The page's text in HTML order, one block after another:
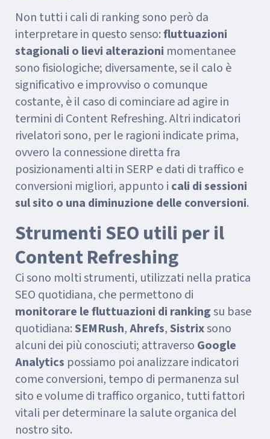
Non tutti i cali di ranking sono però da
interpretare in questo senso:fluttuazioni
stagionali o lievi alterazioni momentanee
sono fisiologiche; diversamente, se il calo è
significativo e improvviso o comunque
costante, è il caso di cominciare ad agire in
termini di Content Refreshing. Altri indicatori
rivelatori sono, per le ragioni indicate prima,
ovvero la connessione diretta fra
posizionamenti alti in SERP e dati di traffico e
conversioni migliori, appunto i cali di sessioni
sul sito o una diminuzione delle conversioni.
Strumenti SEO utili per il
Content Refreshing
Ci sono molti strumenti, utilizzati nella pratica
SEO quotidiana, che permettono di
monitorare le fluttuazioni di rankingsu base
quotidiana:SEMRush,Ahrefs,Sistrixsono
alcuni dei più conosciuti; attraverso Google
Analytics possiamo poi analizzare indicatori
come conversioni, tempo di permanenza sul
sito e volume di traffico organico, tutti fattori
vitali per determinare la salute organica del
nostro sito.